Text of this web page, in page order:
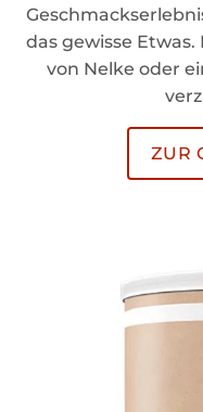
das gewisse
von Nelke oder
ZUR